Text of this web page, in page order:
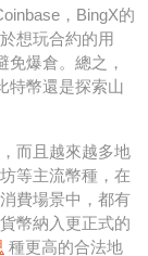
，BingX的
想玩合約的用
免爆倉。總之，
特幣還是探索山
而且越來越多地
等主流幣種，在
費場景中，都有
幣納入更正式的
種更高的合法地